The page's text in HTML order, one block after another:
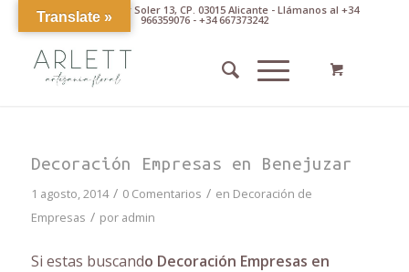
Av. Pintor Xavier Soler 13, CP. 03015 Alicante - Llámanos al +34
966359076 - +34 667373242
Decoración Empresas en Benejuzar
1 agosto, 2014 / 0 Comentarios / en Decoración de
Empresas / por admin
Si estas buscando Decoración Empresas en
Translate »